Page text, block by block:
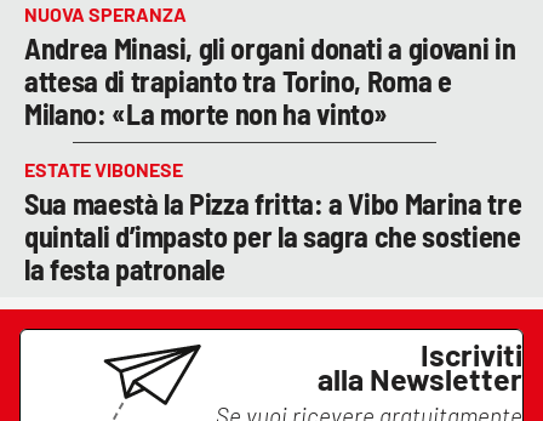
NUOVA SPERANZA
Andrea Minasi, gli organi donati a giovani in
attesa di trapianto tra Torino, Roma e
Milano: «La morte non ha vinto»
ESTATE VIBONESE
Sua maestà la Pizza fritta: a Vibo Marina tre
quintali d’impasto per la sagra che sostiene
la festa patronale
Iscriviti
alla Newsletter
Se vuoi ricevere gratuitamente